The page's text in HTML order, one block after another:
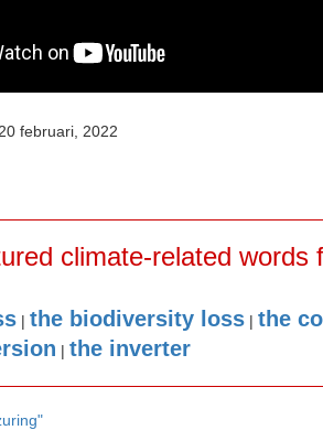
februari, 2022
climate-related words
| the biodiversity loss | the
| the inverter